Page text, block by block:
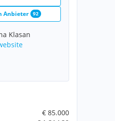
Anbieter 92
Klasan
€ 85.000